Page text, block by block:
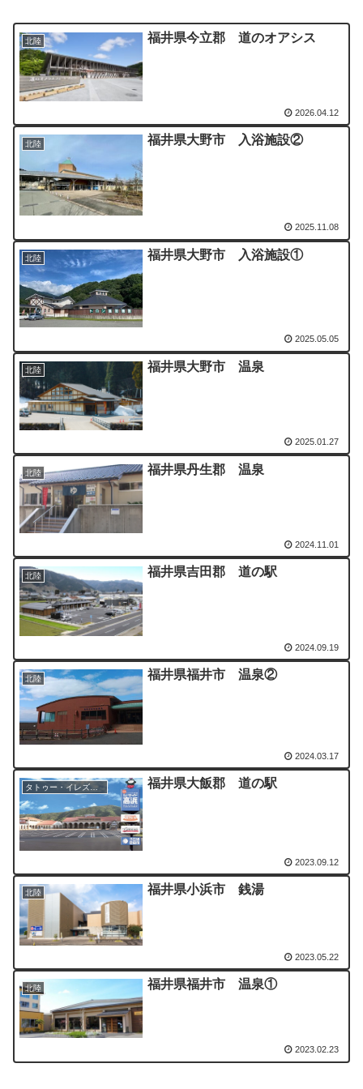
北陸 福井県今立郡 道のオアシス
2026.04.12
北陸 福井県大野市 入浴施設②
2025.11.08
北陸 福井県大野市 入浴施設①
2025.05.05
北陸 福井県大野市 温泉
2025.01.27
北陸 福井県丹生郡 温泉
2024.11.01
北陸 福井県吉田郡 道の駅
2024.09.19
北陸 福井県福井市 温泉②
2024.03.17
タトゥー・イレズミOK 福井県大飯郡 道の駅
2023.09.12
北陸 福井県小浜市 銭湯
2023.05.22
北陸 福井県福井市 温泉①
2023.02.23